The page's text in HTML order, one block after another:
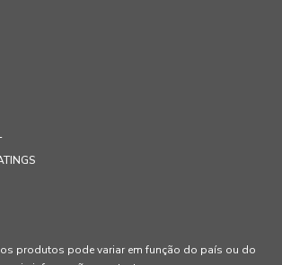
produtos pode variar em função do país ou do